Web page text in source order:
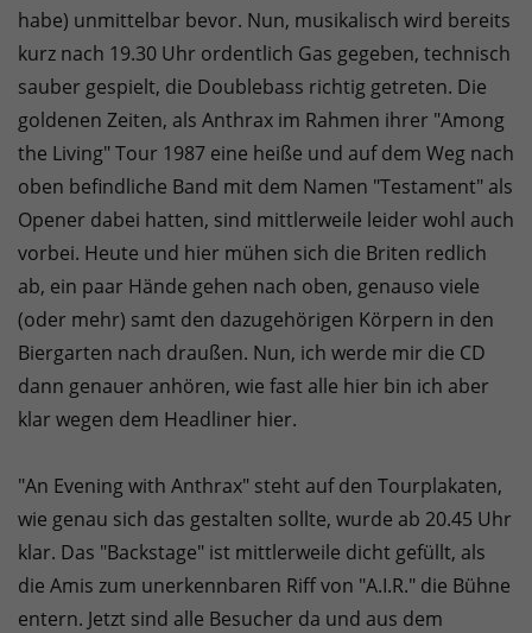
habe) unmittelbar bevor. Nun, musikalisch wird bereits
kurz nach 19.30 Uhr ordentlich Gas gegeben, technisch
sauber gespielt, die Doublebass richtig getreten. Die
goldenen Zeiten, als Anthrax im Rahmen ihrer "Among
the Living" Tour 1987 eine heiße und auf dem Weg nach
oben befindliche Band mit dem Namen "Testament" als
Opener dabei hatten, sind mittlerweile leider wohl auch
vorbei. Heute und hier mühen sich die Briten redlich
ab, ein paar Hände gehen nach oben, genauso viele
(oder mehr) samt den dazugehörigen Körpern in den
Biergarten nach draußen. Nun, ich werde mir die CD
dann genauer anhören, wie fast alle hier bin ich aber
klar wegen dem Headliner hier.
"An Evening with Anthrax" steht auf den Tourplakaten,
wie genau sich das gestalten sollte, wurde ab 20.45 Uhr
klar. Das "Backstage" ist mittlerweile dicht gefüllt, als
die Amis zum unerkennbaren Riff von "A.I.R." die Bühne
entern. Jetzt sind alle Besucher da und aus dem